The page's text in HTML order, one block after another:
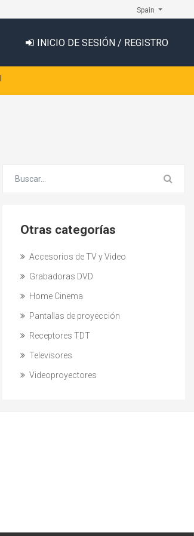
Spain
INICIO DE SESIÓN / REGISTRO
Otras categorías
Accesorios de TV y Video
Grabadoras DVD
Home Cinema
Pantallas de proyección
Receptores TDT
Televisores
Videoproyectores